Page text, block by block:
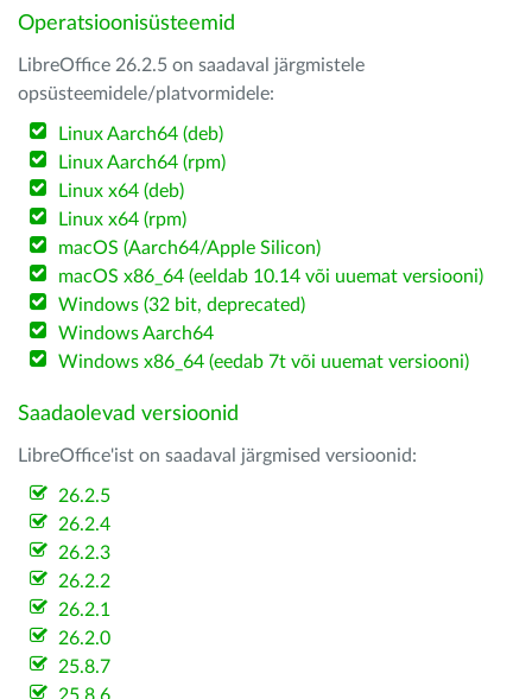
Operatsioonisüsteemid
LibreOffice 26.2.5 on saadaval järgmistele
opsüsteemidele/platvormidele:
Linux Aarch64 (deb)
Linux Aarch64 (rpm)
Linux x64 (deb)
Linux x64 (rpm)
macOS (Aarch64/Apple Silicon)
macOS x86_64 (eeldab 10.14 või uuemat versiooni)
Windows (32 bit, deprecated)
Windows Aarch64
Windows x86_64 (eedab 7t või uuemat versiooni)
Saadaolevad versioonid
LibreOffice'ist on saadaval järgmised versioonid:
26.2.5
26.2.4
26.2.3
26.2.2
26.2.1
26.2.0
25.8.7